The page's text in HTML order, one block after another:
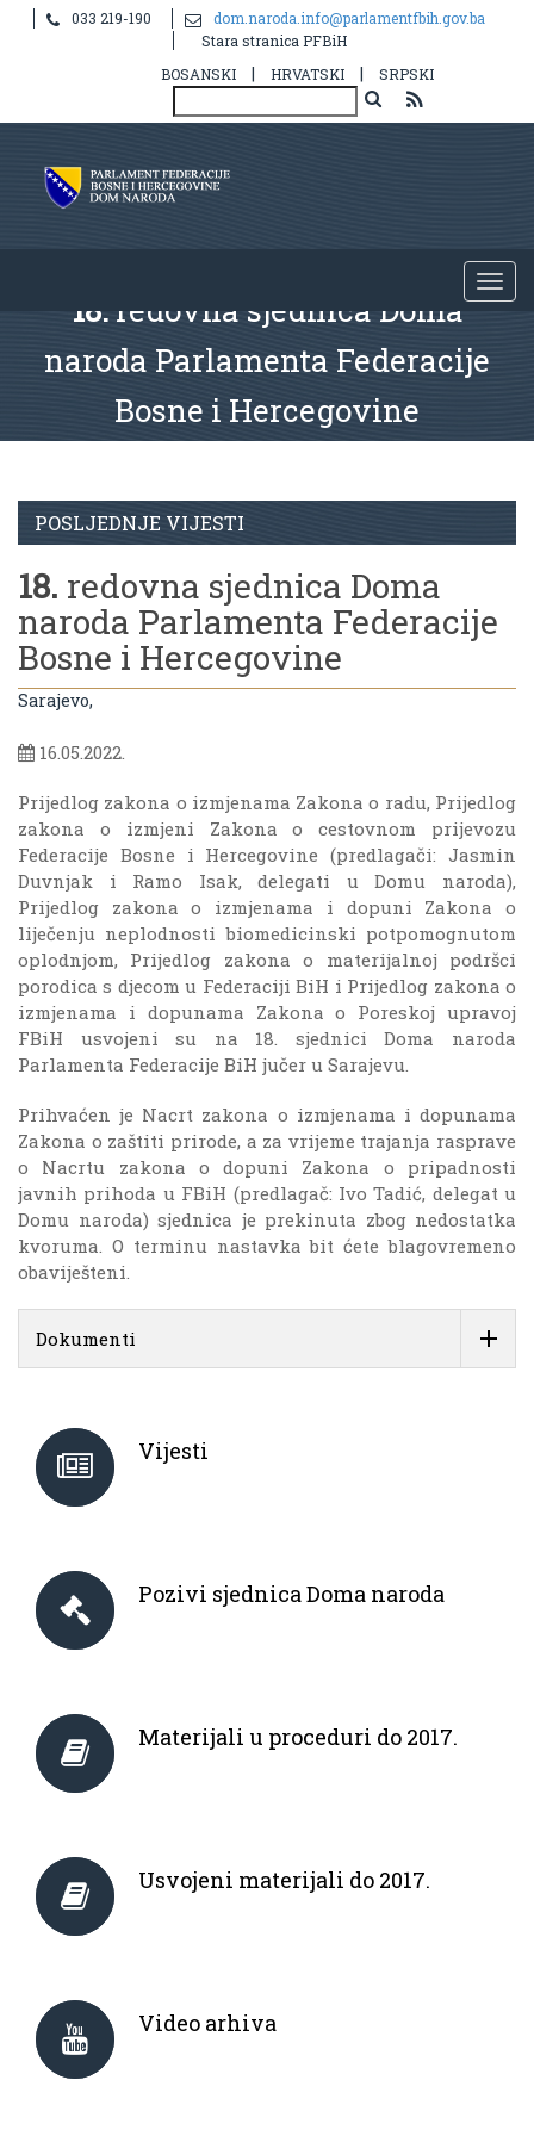
033 219-190
dom.naroda.info@parlamentfbih.gov.ba
Stara stranica PFBiH
BOSANSKI
| HRVATSKI | SRPSKI
18.redovna sjednica Doma
naroda Parlamenta Federacije
Bosne i Hercegovine
POSLJEDNJE VIJESTI
18. redovna sjednica Doma
naroda Parlamenta Federacije
Bosne i Hercegovine
Sarajevo,
16.05.2022.
Prijedlog zakona o izmjenama Zakona o radu, Prijedlog
zakona o izmjeni Zakona o cestovnom prijevozu
Federacije Bosne i Hercegovine (predlagači: Jasmin
Duvnjak i Ramo Isak, delegati u Domu naroda),
Prijedlog zakona o izmjenama i dopuni Zakona o
liječenju neplodnosti biomedicinski potpomognutom
oplodnjom, Prijedlog zakona o materijalnoj podršci
porodica s djecom u Federaciji BiH i Prijedlog zakona o
izmjenama i dopunama Zakona o Poreskoj upravoj
FBiH usvojeni su na 18. sjednici Doma naroda
Parlamenta Federacije BiH jučer u Sarajevu.
Prihvaćen je Nacrt zakona o izmjenama i dopunama
Zakona o zaštiti prirode, a za vrijeme trajanja rasprave
o Nacrtu zakona o dopuni Zakona o pripadnosti
javnih prihoda u FBiH (predlagač: Ivo Tadić, delegat u
Domu naroda) sjednica je prekinuta zbog nedostatka
kvoruma. O terminu nastavka bit ćete blagovremeno
obaviješteni.
Dokumenti
Vijesti
Pozivi sjednica Doma naroda
Materijali u proceduri do 2017.
Usvojeni materijali do 2017.
Video arhiva